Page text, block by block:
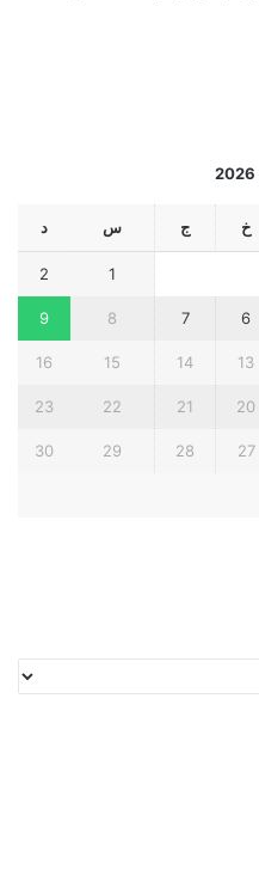
خ ج س د
1
2
6
7
8
9
13
14
15
16
20
21
22
23
27
28
29
30